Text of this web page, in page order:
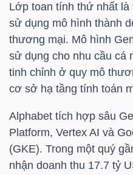
Lớp toan tính thứ nhất
sử dụng mô hình thành
thương mại. Mô hình
sử dụng cho nhu cầu cá
tinh chỉnh ở quy mô
cơ sở hạ tầng tính toán
Alphabet tích hợp sâu
Platform, Vertex AI và
(GKE). Trong một quý
nhận doanh thu 17.7 tỷ
Báo
cáo
phân
tích
(-)
Thuật
ngữ
(-)